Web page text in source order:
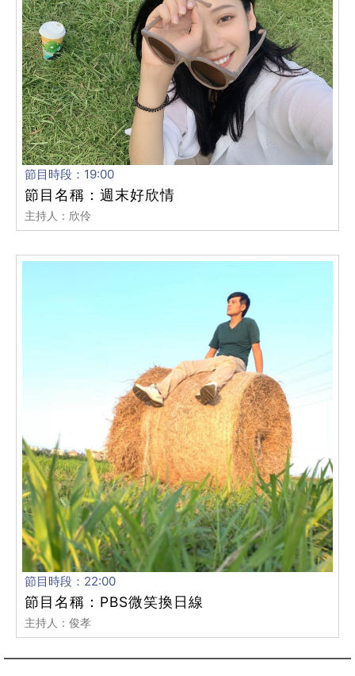
節目時段：19:00
節目名稱：週末好欣情
主持人：欣伶
節目時段：22:00
節目名稱：PBS微笑換日線
主持人：俊孝